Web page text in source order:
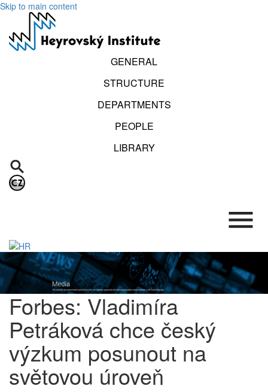
Skip to main content
GENERAL
STRUCTURE
DEPARTMENTS
PEOPLE
LIBRARY
.
Forbes: Vladimíra
Petráková chce český
výzkum posunout na
světovou úroveň